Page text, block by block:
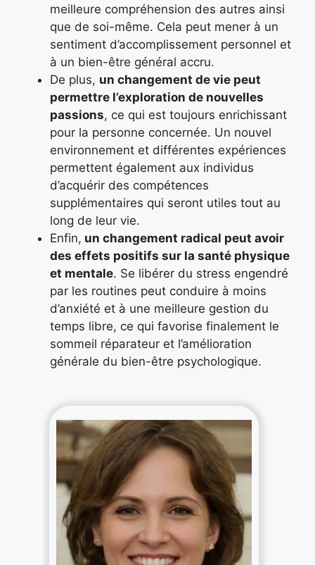
meilleure compréhension des autres ainsi
que de soi-même. Cela peut mener à un
sentiment d’accomplissement personnel et
à un bien-être général accru.
De plus, un changement de vie peut
permettre l’exploration de nouvelles
passions, ce qui est toujours enrichissant
pour la personne concernée. Un nouvel
environnement et différentes expériences
permettent également aux individus
d’acquérir des compétences
supplémentaires qui seront utiles tout au
long de leur vie.
Enfin, un changement radical peut avoir
des effets positifs sur la santé physique
et mentale. Se libérer du stress engendré
par les routines peut conduire à moins
d’anxiété et à une meilleure gestion du
temps libre, ce qui favorise finalement le
sommeil réparateur et l’amélioration
générale du bien-être psychologique.